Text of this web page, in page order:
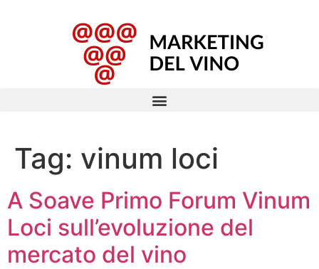
Tag: vinum loci
A Soave Primo Forum Vinum
Loci sull’evoluzione del
mercato del vino